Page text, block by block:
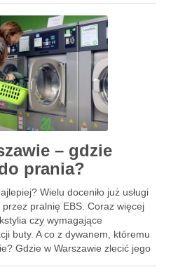
– gdzie
prania?
Wielu doceniło już usługi
pralnię EBS. Coraz więcej
czy wymagające
buty. A co z dywanem, któremu
Gdzie w Warszawie zlecić jego